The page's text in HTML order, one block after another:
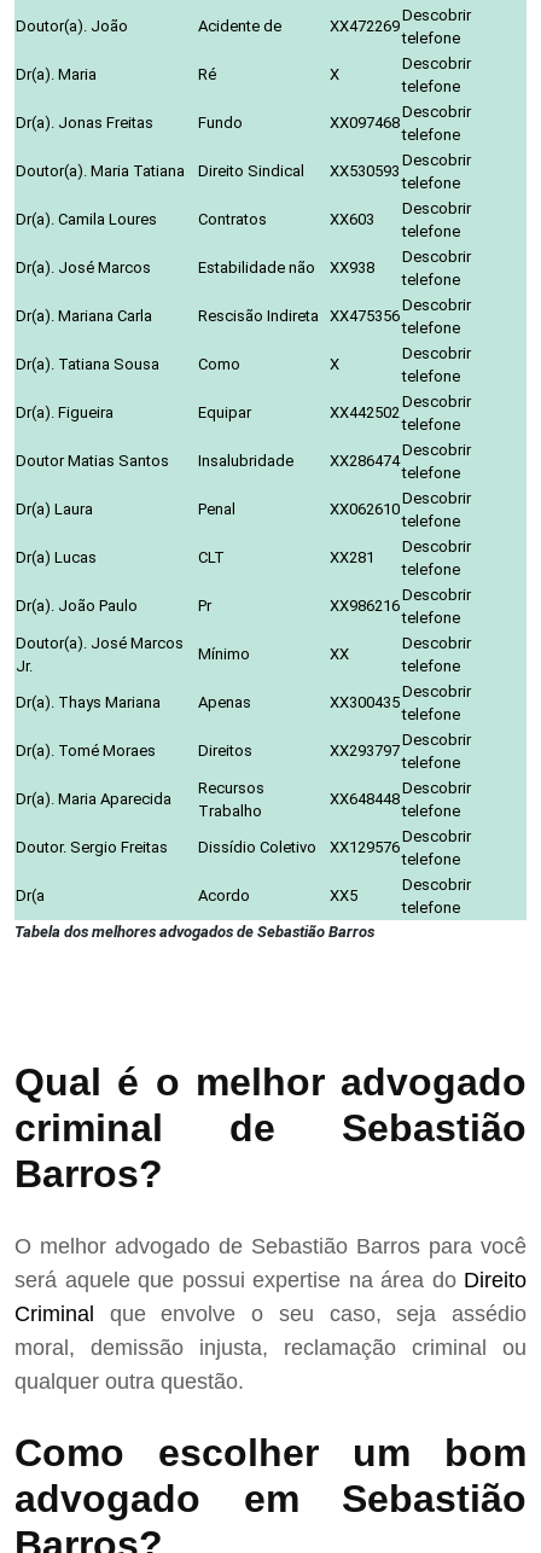
Doutor(a). João
Acidente de XX472269
Descobrir
telefone
Dr(a). Maria
Ré X
Descobrir
telefone
Dr(a). Jonas Freitas
Fundo XX097468
Descobrir
telefone
Doutor(a). Maria Tatiana
Direito Sindical XX530593
Descobrir
telefone
Dr(a). Camila Loures
Contratos XX603
Descobrir
telefone
Dr(a). José Marcos
Estabilidade não XX938
Descobrir
telefone
Dr(a). Mariana Carla
Rescisão Indireta XX475356
Descobrir
telefone
Dr(a). Tatiana Sousa
Como X
Descobrir
telefone
Dr(a). Figueira
Equipar XX442502
Descobrir
telefone
Doutor Matias Santos
Insalubridade XX286474
Descobrir
telefone
Dr(a) Laura
Penal XX062610
Descobrir
telefone
Dr(a) Lucas
CLT XX281
Descobrir
telefone
Dr(a). João Paulo
Pr XX986216
Descobrir
telefone
Doutor(a). José Marcos
Jr.
Mínimo XX
Descobrir
telefone
Dr(a). Thays Mariana
Apenas XX300435
Descobrir
telefone
Dr(a). Tomé Moraes
Direitos XX293797
Descobrir
telefone
Dr(a). Maria Aparecida
Recursos
Trabalho
XX648448
Descobrir
telefone
Doutor. Sergio Freitas
Dissídio Coletivo XX129576
Descobrir
telefone
Dr(a
Acordo XX5
Descobrir
telefone
Tabela dos melhores advogados de Sebastião Barros
Qual é o melhor advogado
criminal de Sebastião
Barros?
O melhor advogado de Sebastião Barros para você
será aquele que possui expertise na área do Direito
Criminal que envolve o seu caso, seja assédio
moral, demissão injusta, reclamação criminal ou
qualquer outra questão.
Como escolher um bom
advogado em Sebastião